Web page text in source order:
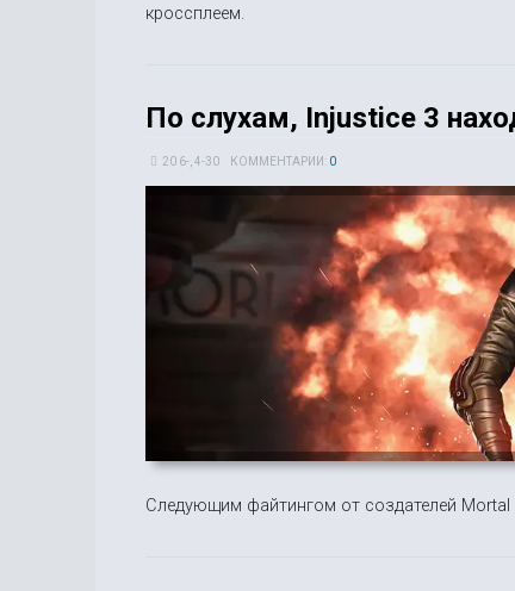
кроссплеем.
По слухам, Injustice 3
20 6-, 4-30 КОММЕНТАРИИ: 0
Следующим файтингом от создателей Mortal